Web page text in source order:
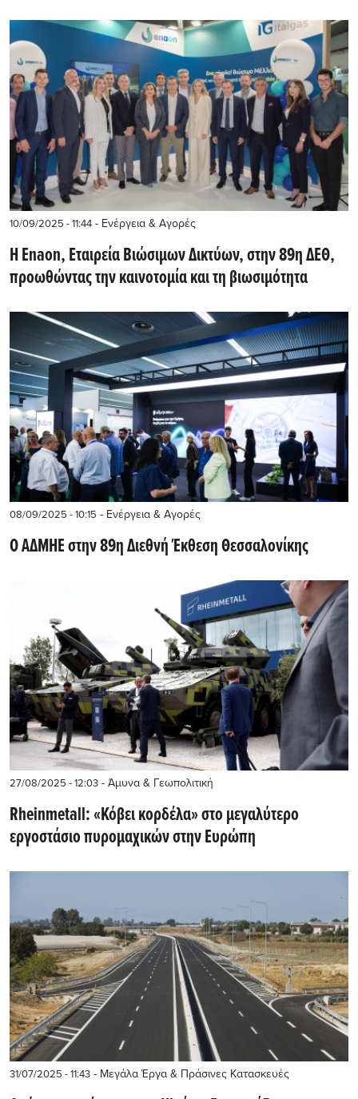
10/09/2025 - 11:44 - Ενέργεια & Αγορές
Η Enaon, Εταιρεία Βιώσιμων Δικτύων, στην 89η ΔΕΘ,
προωθώντας την καινοτομία και τη βιωσιμότητα
08/09/2025 - 10:15 - Ενέργεια & Αγορές
Ο ΑΔΜΗΕ στην 89η Διεθνή Έκθεση Θεσσαλονίκης
27/08/2025 - 12:03 - Άμυνα & Γεωπολιτική
Rheinmetall: «Κόβει κορδέλα» στο μεγαλύτερο
εργοστάσιο πυρομαχικών στην Ευρώπη
31/07/2025 - 11:43 - Μεγάλα Έργα & Πράσινες Κατασκευές